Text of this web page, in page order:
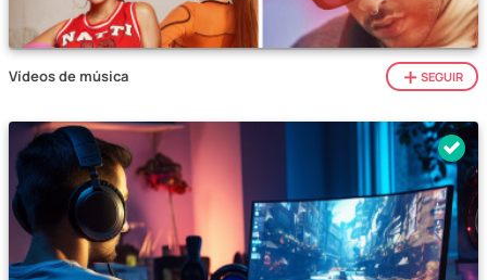
Vídeos de música SEGUIR